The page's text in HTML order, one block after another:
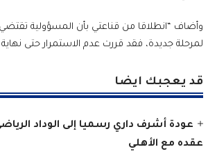
وأضاف “انطلاقا من قناعتي بأن المسؤولية تقتضي
لمرحلة جديدة، فقد قررت عدم الاستمرار حتى نهاية
قد يعجبك ايضا
عودة أشرف داري رسميا إلى الوداد
عقده مع الأهلي